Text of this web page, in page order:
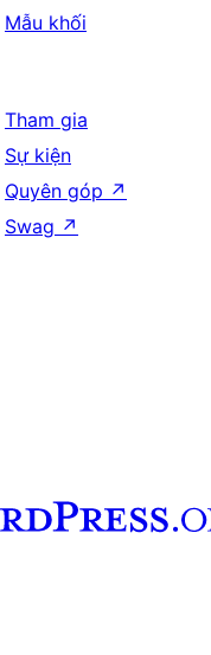
Mẫu khối
Tham gia
Sự kiện
Quyên góp ↗
Swag ↗
account